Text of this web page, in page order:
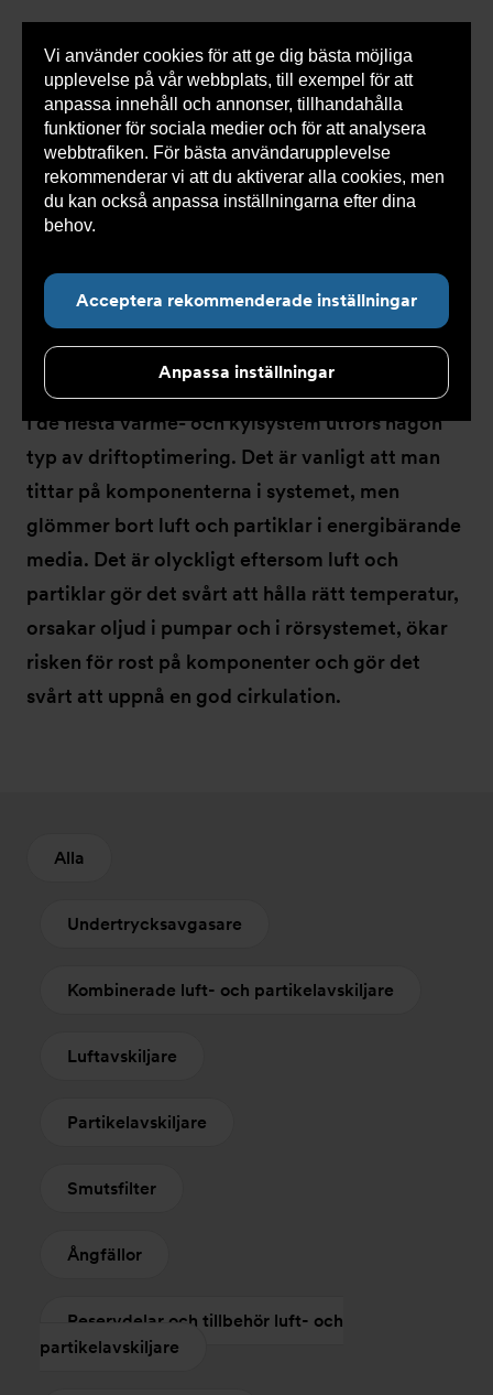
Vi använder cookies för att ge dig bästa möjliga
upplevelse på vår webbplats, till exempel för att
anpassa innehåll och annonser, tillhandahålla
funktioner för sociala medier och för att analysera
webbtrafiken. För bästa användarupplevelse
rekommenderar vi att du aktiverar alla cookies, men
du kan också anpassa inställningarna efter dina
behov.
Acceptera rekommenderade inställningar
Anpassa inställningar
0 varorSnabborder
Du
här:
Armatec > Produkter > Luft- och partikelavskiljare
Luft- och
partikelavskiljare
I de flesta värme- och kylsystem utförs någon
typ av driftoptimering. Det är vanligt att man
tittar på komponenterna i systemet, men
glömmer bort luft och partiklar i energibärande
media. Det är olyckligt eftersom luft och
partiklar gör det svårt att hålla rätt temperatur,
orsakar oljud i pumpar och i rörsystemet, ökar
risken för rost på komponenter och gör det
svårt att uppnå en god cirkulation.
Alla
Undertrycksavgasare
Kombinerade luft- och partikelavskiljare
Luftavskiljare
Partikelavskiljare
Smutsfilter
Ångfällor
Reservdelar och tillbehör luft- och
partikelavskiljare